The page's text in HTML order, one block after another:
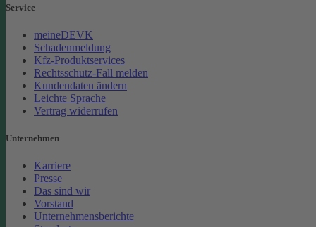
Service
meineDEVK
Schadenmeldung
Kfz-Produktservices
Rechtsschutz-Fall melden
Kundendaten ändern
Leichte Sprache
Vertrag widerrufen
Unternehmen
Karriere
Presse
Das sind wir
Vorstand
Unternehmensberichte